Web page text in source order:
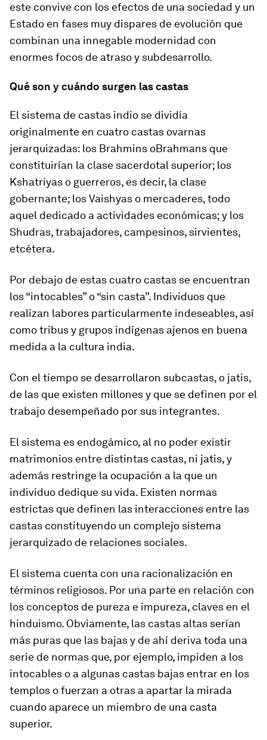
este convive con los efectos de una sociedad y un
Estado en fases muy dispares de evolución que
combinan una innegable modernidad con
enormes focos de atraso y subdesarrollo.
Qué son y cuándo surgen las castas
El sistema de castas indio se dividía
originalmente en cuatro castas ovarnas
jerarquizadas: los Brahmins oBrahmans que
constituirían la clase sacerdotal superior; los
Kshatriyas o guerreros, es decir, la clase
gobernante; losVaishyas o mercaderes, todo
aquel dedicado a actividades económicas; y los
Shudras, trabajadores, campesinos, sirvientes,
etcétera.
Por debajo de estas cuatro castas se encuentran
los “intocables” o “sin casta”. Individuos que
realizan labores particularmente indeseables, así
como tribus y grupos indígenas ajenos en buena
medida a la cultura india.
Con el tiempo se desarrollaron subcastas, o jatis,
de las que existen millones y que se definen por el
trabajo desempeñado por sus integrantes.
El sistema es endogámico, al no poder existir
matrimonios entre distintas castas, ni jatis, y
además restringe la ocupación a la que un
individuo dedique su vida. Existen normas
estrictas que definen las interacciones entre las
castas constituyendo un complejo sistema
jerarquizado de relaciones sociales.
El sistema cuenta con una racionalización en
términos religiosos. Por una parte en relación con
los conceptos de pureza e impureza, claves en el
hinduismo. Obviamente, las castas altas serían
más puras que las bajas y de ahí deriva toda una
serie de normas que, por ejemplo, impiden a los
intocables o a algunas castas bajas entrar en los
templos o fuerzan a otras a apartar la mirada
cuando aparece un miembro de una casta
superior.